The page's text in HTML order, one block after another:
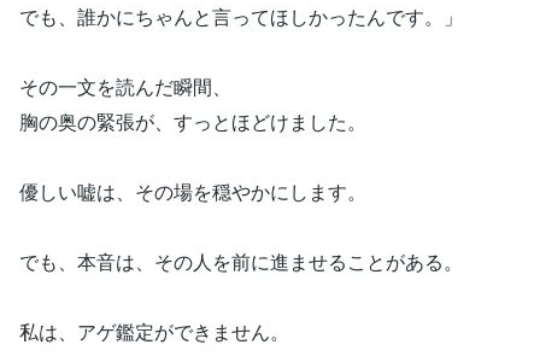
でも、誰かにちゃんと言ってほしかったんです。」
その一文を読んだ瞬間、
胸の奥の緊張が、すっとほどけました。
優しい嘘は、その場を穏やかにします。
でも、本音は、その人を前に進ませることがある。
私は、アゲ鑑定ができません。